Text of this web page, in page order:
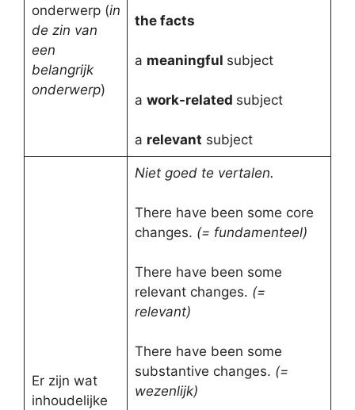
onderwerp (in
de zin van
een
belangrijk
onderwerp)
the facts
a meaningful subject
a work-related subject
a relevant subject
Er zijn wat
inhoudelijke
Niet goed te vertalen.
There have been some core
changes. (= fundamenteel)
There have been some
relevant changes. (=
relevant)
There have been some
substantive changes. (=
wezenlijk)